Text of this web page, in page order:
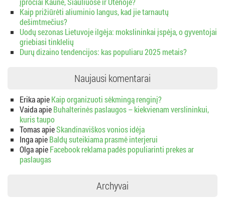
Kaip prižiūrėti aliuminio langus, kad jie tarnautų
dešimtmečius?
Uodų sezonas Lietuvoje ilgėja: mokslininkai įspėja, o gyventojai
griebiasi tinklelių
Durų dizaino tendencijos: kas populiaru 2025 metais?
Naujausi komentarai
ErikaapieKaip organizuoti sėkmingą renginį?
VaidaapieBuhalterinės paslaugos – kiekvienam verslininkui,
kuris taupo
TomasapieSkandinaviškos vonios idėja
IngaapieBaldų suteikiama prasmė interjerui
OlgaapieFacebook reklama padės populiarinti prekes ar
paslaugas
Archyvai